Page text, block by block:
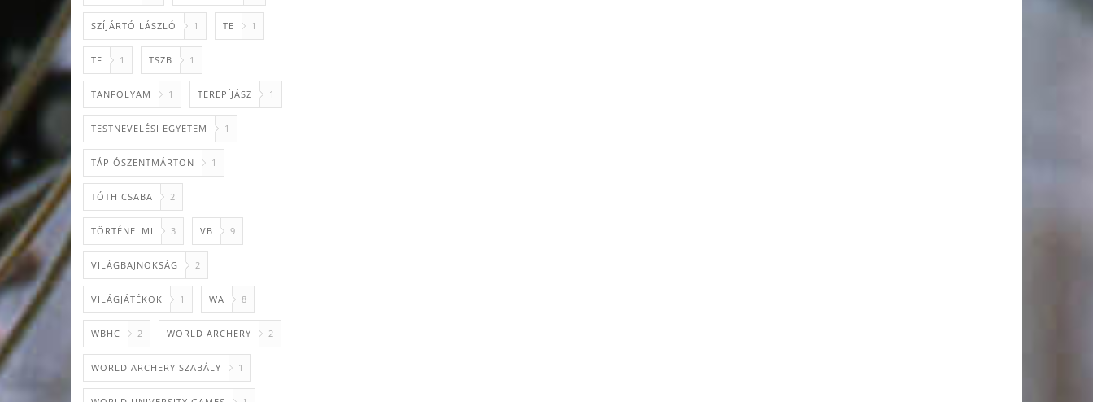
SZÍJÁRTÓ LÁSZLÓ 1 TE 1
TF 1 TSZB 1
TANFOLYAM 1 TEREPÍJÁSZ 1
TESTNEVELÉSI EGYETEM 1
TÁPIÓSZENTMÁRTON 1
TÓTH CSABA 2
TÖRTÉNELMI 3 VB 9
VILÁGBAJNOKSÁG 2
VILÁGJÁTÉKOK 1 WA 8
WBHC 2 WORLD ARCHERY 2
WORLD ARCHERY SZABÁLY 1